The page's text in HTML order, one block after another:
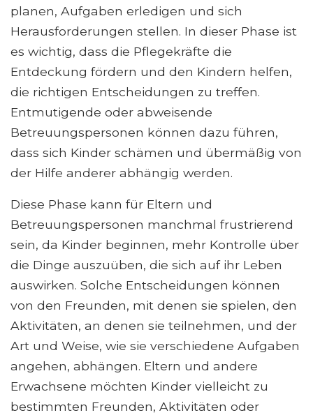
planen, Aufgaben erledigen und sich
Herausforderungen stellen. In dieser Phase ist
es wichtig, dass die Pflegekräfte die
Entdeckung fördern und den Kindern helfen,
die richtigen Entscheidungen zu treffen.
Entmutigende oder abweisende
Betreuungspersonen können dazu führen,
dass sich Kinder schämen und übermäßig von
der Hilfe anderer abhängig werden.
Diese Phase kann für Eltern und
Betreuungspersonen manchmal frustrierend
sein, da Kinder beginnen, mehr Kontrolle über
die Dinge auszuüben, die sich auf ihr Leben
auswirken. Solche Entscheidungen können
von den Freunden, mit denen sie spielen, den
Aktivitäten, an denen sie teilnehmen, und der
Art und Weise, wie sie verschiedene Aufgaben
angehen, abhängen. Eltern und andere
Erwachsene möchten Kinder vielleicht zu
bestimmten Freunden, Aktivitäten oder